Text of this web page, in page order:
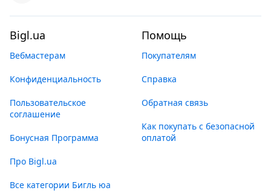
Bigl.ua
Вебмастерам
Конфиденциальность
Пользовательское
соглашение
Бонусная Программа
Про Bigl.ua
Все категории Бигль юа
Помощь
Покупателям
Справка
Обратная связь
Как покупать с безопасной
оплатой